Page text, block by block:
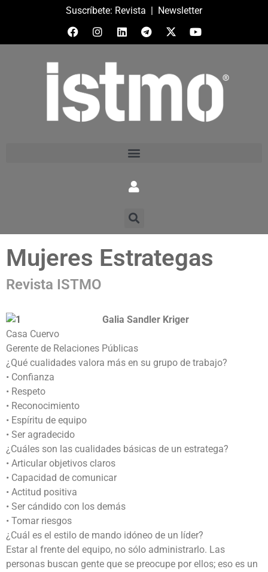
Suscríbete: Revista | Newsletter
Mujeres Estrategas
Revista ISTMO
Galia Sandler Kriger
Casa Cuervo
Gerente de Relaciones Públicas
¿Qué cualidades valora más en su grupo de trabajo?
• Confianza
• Respeto
• Reconocimiento
• Espíritu de equipo
• Ser agradecido
¿Cuáles son las cualidades básicas de un estratega?
• Articular objetivos claros
• Capacidad de comunicar
• Actitud positiva
• Ser cándido con los demás
• Tomar riesgos
¿Cuál es el estilo de mando idóneo de un líder?
Estar al frente del equipo, no sólo administrarlo. Las
personas buscan gente que se preocupe por ellos; eso es un